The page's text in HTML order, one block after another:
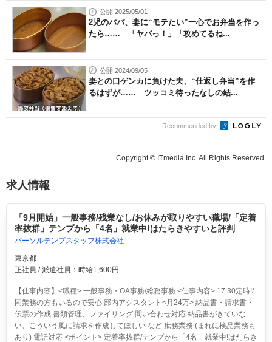
公開 2025/05/01
2児のパパ、妻に“モテたい”一心でお弁当を作っ
たら…… 「ヤバっ！」「攻めてるね...
公開 2024/09/05
妻との口ゲンカに負けた夫、“仕返し弁当”を作
るはずが…… ツッコミ待ったなしの結...
Recommended by
Copyright © ITmedia Inc. All Rights Reserved.
求人情報
「9月開始」一般事務/残業なし/お休みが取りやすい職場/「定着
率抜群」テンプから「4名」就業中!はたらきやすいと評判
パーソルテンプスタッフ株式会社
東京都
正社員 / 派遣社員：時給1,600円
【仕事内容】<職種> 一般事務・OA事務/総務事務 <仕事内容> 17:30定時!/
同業務の方もいるので安心 部内アシスタント<月24万> 納品書・請求書・
伝票の作成 書類管理、ファイリング 問い合わせ対応 納品書がきていな
い、こういう風に請求を作成してほしい など 庶務業務 (まれに検品業務も
あり) 電話対応 <ポイント> 定着率抜群/テンプから「4名」就業中!はたらき